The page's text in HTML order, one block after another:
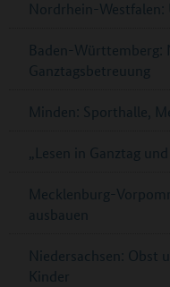
Nordrhein-
Baden-Württemberg:
Ganztagsbetreuung
Minden: Sporthalle,
„Lesen in Ganztag
Mecklenburg-
ausbauen
Niedersachsen: Obst
Kinder